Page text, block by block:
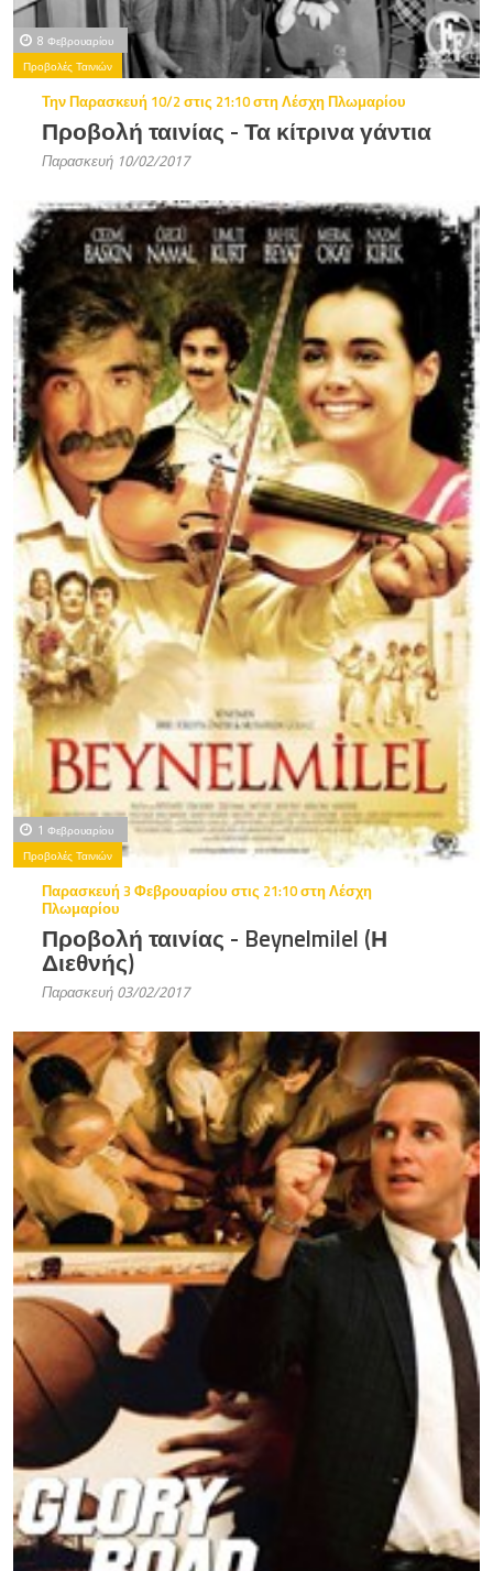
8 Φεβρουαρίου
Προβολές Ταινιών
Την Παρασκευή 10/2 στις 21:10 στη Λέσχη Πλωμαρίου
Προβολή ταινίας - Τα κίτρινα γάντια
Παρασκευή 10/02/2017
1 Φεβρουαρίου
Προβολές Ταινιών
Παρασκευή 3 Φεβρουαρίου στις 21:10 στη Λέσχη
Πλωμαρίου
Προβολή ταινίας - Beynelmilel (Η
Διεθνής)
Παρασκευή 03/02/2017